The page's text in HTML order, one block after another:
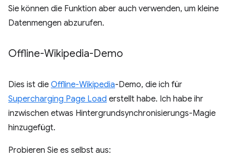
Sie können die Funktion aber auch verwenden, um kleine
Datenmengen abzurufen.
Offline-Wikipedia-Demo
Dies ist die Offline-Wikipedia-Demo, die ich für
Supercharging Page Load erstellt habe. Ich habe ihr
inzwischen etwas Hintergrundsynchronisierungs-Magie
hinzugefügt.
Probieren Sie es selbst aus: